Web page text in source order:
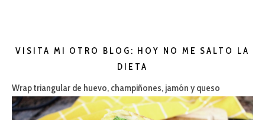
VISITA MI OTRO BLOG: HOY NO ME SALTO LA
DIETA
Wrap triangular de huevo, champiñones, jamón y queso